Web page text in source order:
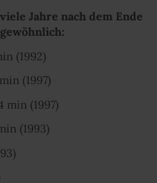
Jahre nach dem Ende
(1992)
(1997)
min (1997)
(1993)